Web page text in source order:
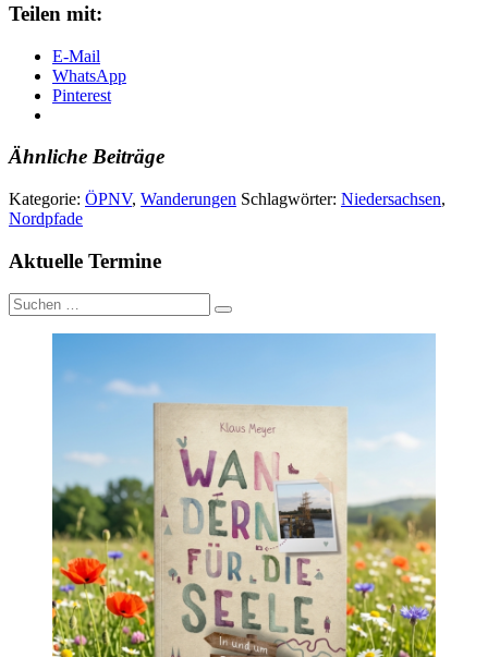
Teilen mit:
E-Mail
WhatsApp
Pinterest
Ähnliche Beiträge
Kategorie: ÖPNV, Wanderungen Schlagwörter: Niedersachsen,
Nordpfade
Aktuelle Termine
Suche
nach: